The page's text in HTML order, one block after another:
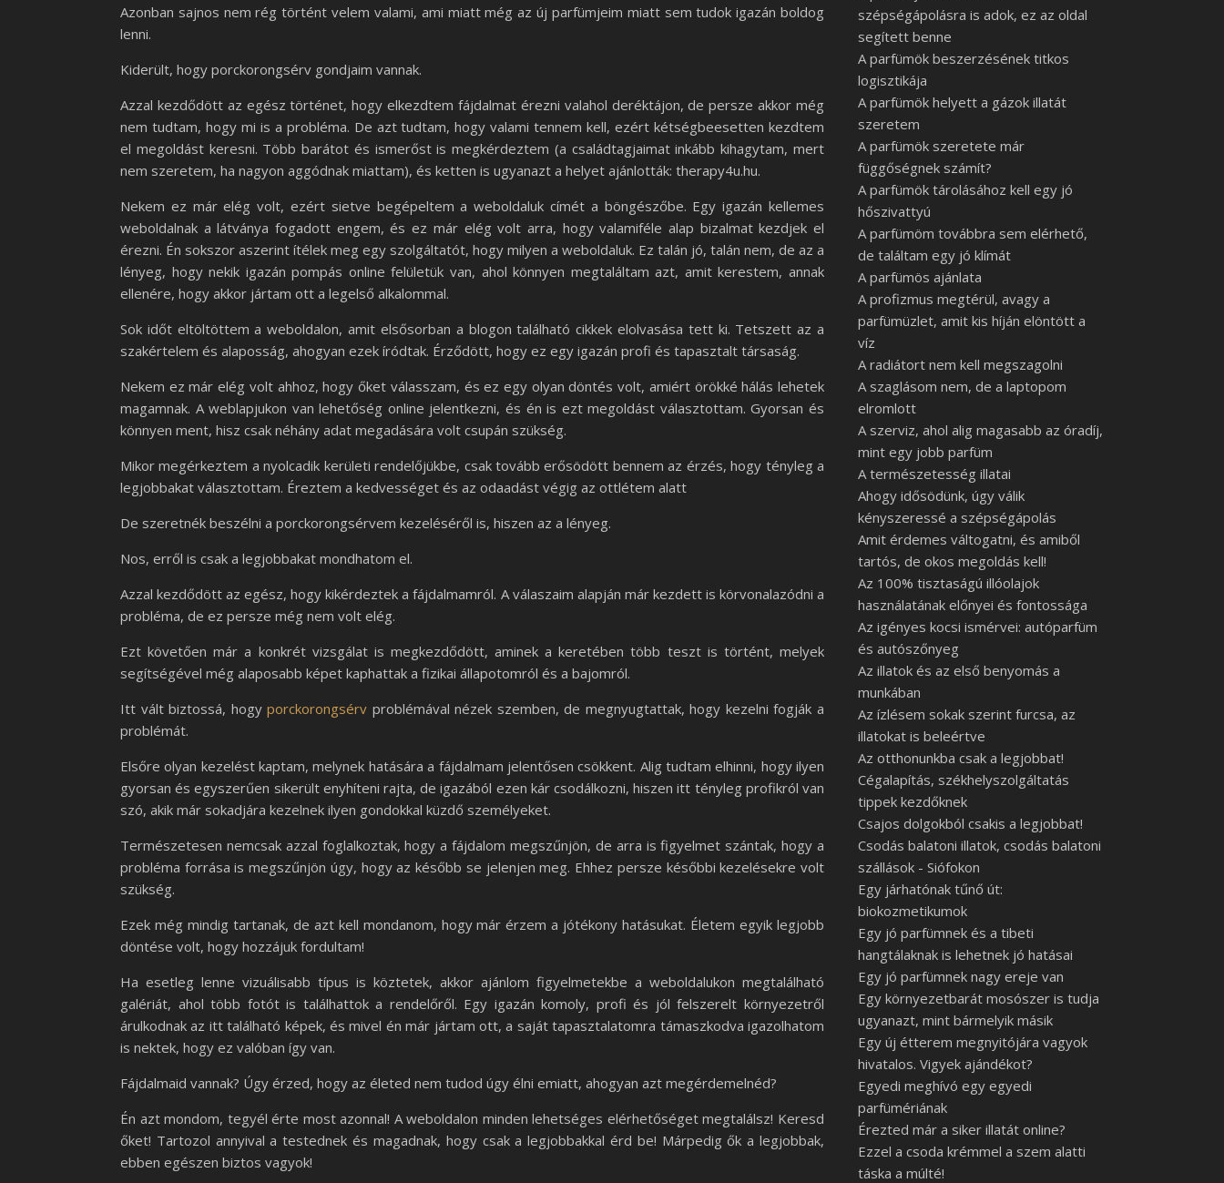
Azonban sajnos nem rég történt velem valami, ami miatt még az új parfümjeim miatt sem tudok igazán boldog
lenni.
Kiderült, hogy porckorongsérv gondjaim vannak.
Azzal kezdődött az egész történet, hogy elkezdtem fájdalmat érezni valahol deréktájon, de persze akkor még
nem tudtam, hogy mi is a probléma. De azt tudtam, hogy valami tennem kell, ezért kétségbeesetten kezdtem
el megoldást keresni. Több barátot és ismerőst is megkérdeztem (a családtagjaimat inkább kihagytam, mert
nem szeretem, ha nagyon aggódnak miattam), és ketten is ugyanazt a helyet ajánlották: therapy4u.hu.
Nekem ez már elég volt, ezért sietve begépeltem a weboldaluk címét a böngészőbe. Egy igazán kellemes
weboldalnak a látványa fogadott engem, és ez már elég volt arra, hogy valamiféle alap bizalmat kezdjek el
érezni. Én sokszor aszerint ítélek meg egy szolgáltatót, hogy milyen a weboldaluk. Ez talán jó, talán nem, de az a
lényeg, hogy nekik igazán pompás online felületük van, ahol könnyen megtaláltam azt, amit kerestem, annak
ellenére, hogy akkor jártam ott a legelső alkalommal.
Sok időt eltöltöttem a weboldalon, amit elsősorban a blogon található cikkek elolvasása tett ki. Tetszett az a
szakértelem és alaposság, ahogyan ezek íródtak. Érződött, hogy ez egy igazán profi és tapasztalt társaság.
Nekem ez már elég volt ahhoz, hogy őket válasszam, és ez egy olyan döntés volt, amiért örökké hálás lehetek
magamnak. A weblapjukon van lehetőség online jelentkezni, és én is ezt megoldást választottam. Gyorsan és
könnyen ment, hisz csak néhány adat megadására volt csupán szükség.
Mikor megérkeztem a nyolcadik kerületi rendelőjükbe, csak tovább erősödött bennem az érzés, hogy tényleg a
legjobbakat választottam. Éreztem a kedvességet és az odaadást végig az ottlétem alatt
De szeretnék beszélni a porckorongsérvem kezeléséről is, hiszen az a lényeg.
Nos, erről is csak a legjobbakat mondhatom el.
Azzal kezdődött az egész, hogy kikérdeztek a fájdalmamról. A válaszaim alapján már kezdett is körvonalazódni a
probléma, de ez persze még nem volt elég.
Ezt követően már a konkrét vizsgálat is megkezdődött, aminek a keretében több teszt is történt, melyek
segítségével még alaposabb képet kaphattak a fizikai állapotomról és a bajomról.
Itt vált biztossá, hogyporckorongsérv problémával nézek szemben, de megnyugtattak, hogy kezelni fogják a
problémát.
Elsőre olyan kezelést kaptam, melynek hatására a fájdalmam jelentősen csökkent. Alig tudtam elhinni, hogy ilyen
gyorsan és egyszerűen sikerült enyhíteni rajta, de igazából ezen kár csodálkozni, hiszen itt tényleg profikról van
szó, akik már sokadjára kezelnek ilyen gondokkal küzdő személyeket.
Természetesen nemcsak azzal foglalkoztak, hogy a fájdalom megszűnjön, de arra is figyelmet szántak, hogy a
probléma forrása is megszűnjön úgy, hogy az később se jelenjen meg. Ehhez persze későbbi kezelésekre volt
szükség.
Ezek még mindig tartanak, de azt kell mondanom, hogy már érzem a jótékony hatásukat. Életem egyik legjobb
döntése volt, hogy hozzájuk fordultam!
Ha esetleg lenne vizuálisabb típus is köztetek, akkor ajánlom figyelmetekbe a weboldalukon megtalálható
galériát, ahol több fotót is találhattok a rendelőről. Egy igazán komoly, profi és jól felszerelt környezetről
árulkodnak az itt található képek, és mivel én már jártam ott, a saját tapasztalatomra támaszkodva igazolhatom
is nektek, hogy ez valóban így van.
Fájdalmaid vannak? Úgy érzed, hogy az életed nem tudod úgy élni emiatt, ahogyan azt megérdemelnéd?
Én azt mondom, tegyél érte most azonnal! A weboldalon minden lehetséges elérhetőséget megtalálsz! Keresd
őket! Tartozol annyival a testednek és magadnak, hogy csak a legjobbakkal érd be! Márpedig ők a legjobbak,
ebben egészen biztos vagyok!
szépségápolásra is adok, ez az oldal
segített benne
A parfümök beszerzésének titkos
logisztikája
A parfümök helyett a gázok illatát
szeretem
A parfümök szeretete már
függőségnek számít?
A parfümök tárolásához kell egy jó
hőszivattyú
A parfümöm továbbra sem elérhető,
de találtam egy jó klímát
A parfümös ajánlata
A profizmus megtérül, avagy a
parfümüzlet, amit kis híján elöntött a
víz
A radiátort nem kell megszagolni
A szaglásom nem, de a laptopom
elromlott
A szerviz, ahol alig magasabb az óradíj,
mint egy jobb parfüm
A természetesség illatai
Ahogy idősödünk, úgy válik
kényszeressé a szépségápolás
Amit érdemes váltogatni, és amiből
tartós, de okos megoldás kell!
Az 100% tisztaságú illóolajok
használatának előnyei és fontossága
Az igényes kocsi ismérvei: autóparfüm
és autószőnyeg
Az illatok és az első benyomás a
munkában
Az ízlésem sokak szerint furcsa, az
illatokat is beleértve
Az otthonunkba csak a legjobbat!
Cégalapítás, székhelyszolgáltatás
tippek kezdőknek
Csajos dolgokból csakis a legjobbat!
Csodás balatoni illatok, csodás balatoni
szállások - Siófokon
Egy járhatónak tűnő út:
biokozmetikumok
Egy jó parfümnek és a tibeti
hangtálaknak is lehetnek jó hatásai
Egy jó parfümnek nagy ereje van
Egy környezetbarát mosószer is tudja
ugyanazt, mint bármelyik másik
Egy új étterem megnyitójára vagyok
hivatalos. Vigyek ajándékot?
Egyedi meghívó egy egyedi
parfümériának
Érezted már a siker illatát online?
Ezzel a csoda krémmel a szem alatti
táska a múlté!